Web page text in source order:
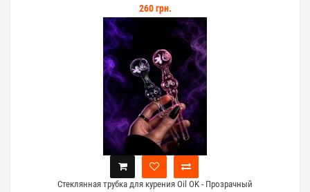
260 грн.
Стеклянная трубка для курения Oil OK - Прозрачный